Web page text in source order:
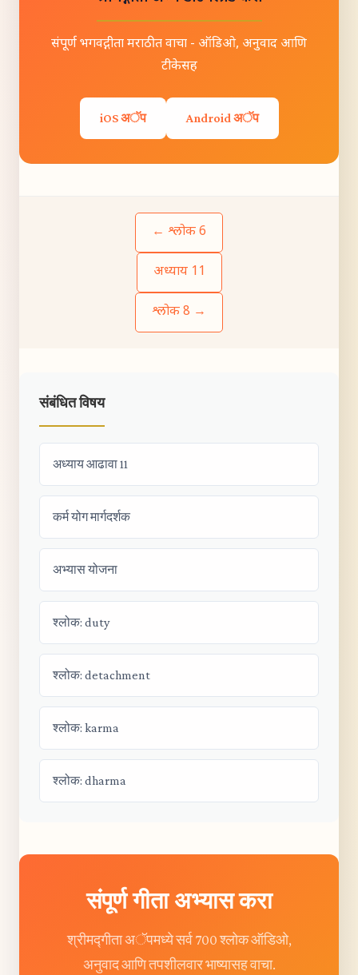
संपूर्ण भगवद्गीता मराठीत वाचा - ऑडिओ, अनुवाद आणि
टीकेसह
iOS अॅप Android अॅप
← श्लोक 6
अध्याय 11
श्लोक 8 →
संबंधित विषय
अध्याय आढावा 11
कर्म योग मार्गदर्शक
अभ्यास योजना
श्लोक: duty
श्लोक: detachment
श्लोक: karma
श्लोक: dharma
संपूर्ण गीता अभ्यास करा
श्रीमद्गीता अॅपमध्ये सर्व 700 श्लोक ऑडिओ,
अनुवाद आणि तपशीलवार भाष्यासह वाचा.